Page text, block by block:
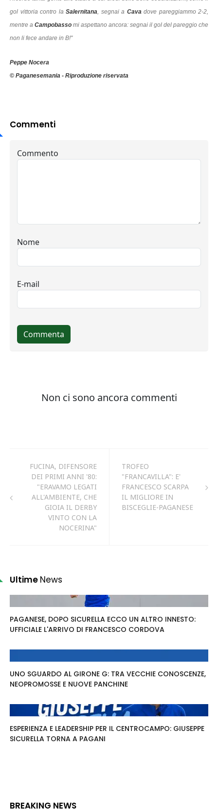
gol vittoria contro la Salernitana, segnai a Cava dove pareggiammo 2-2,
mentre a Campobasso mi aspettano ancora: segnai il gol del pareggio che
non li fece andare in B!"
Peppe Nocera
© Paganesemania - Riproduzione riservata
Commenti
FUCINA, DIFENSORE
DEI PRIMI ANNI '80:
"ERAVAMO LEGATI
ALL'AMBIENTE, CHE
GIOIA IL DERBY
VINTO CON LA
NOCERINA"
TROFEO
"FRANCAVILLA": E'
FRANCESCO SCARPA
IL MIGLIORE IN
BISCEGLIE-PAGANESE
Ultime News
PAGANESE, DOPO SICURELLA ECCO UN ALTRO INNESTO:
UFFICIALE L'ARRIVO DI FRANCESCO CORDOVA
UNO SGUARDO AL GIRONE G: TRA VECCHIE CONOSCENZE,
NEOPROMOSSE E NUOVE PANCHINE
ESPERIENZA E LEADERSHIP PER IL CENTROCAMPO: GIUSEPPE
SICURELLA TORNA A PAGANI
BREAKING NEWS